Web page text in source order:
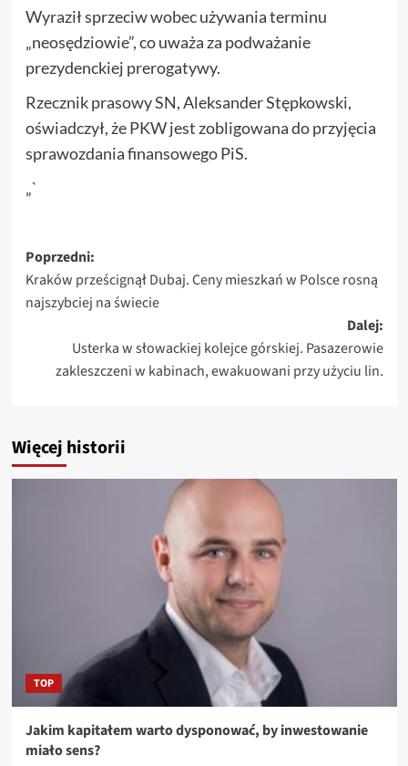
Wyraził sprzeciw wobec używania terminu
„neosędziowie”, co uważa za podważanie
prezydenckiej prerogatywy.
Rzecznik prasowy SN, Aleksander Stępkowski,
oświadczył, że PKW jest zobligowana do przyjęcia
sprawozdania finansowego PiS.
„`
Zobacz
wpisy
Poprzedni:
Kraków prześcignął Dubaj. Ceny mieszkań w Polsce rosną
najszybciej na świecie
Dalej:
Usterka w słowackiej kolejce górskiej. Pasazerowie
zakleszczeni w kabinach, ewakuowani przy użyciu lin.
Więcej historii
TOP
Jakim kapitałem warto dysponować, by inwestowanie
miało sens?